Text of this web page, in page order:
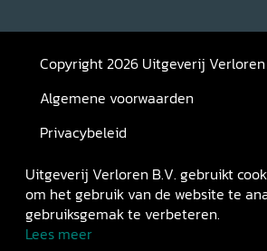
Copyright 2026 Uitgeverij Verloren
Algemene voorwaarden
Privacybeleid
Retourneren
Uitgeverij Verloren B.V. gebruikt
om het gebruik van de website te
gebruiksgemak te verbeteren.
Lees meer